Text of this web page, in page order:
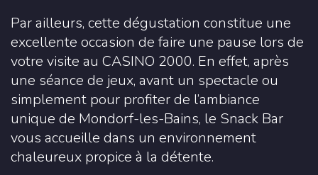
Par ailleurs, cette dégustation constitue une
excellente occasion de faire une pause lors de
votre visite au CASINO 2000. En effet, après
une séance de jeux, avant un spectacle ou
simplement pour profiter de l’ambiance
unique de Mondorf-les-Bains, le Snack Bar
vous accueille dans un environnement
chaleureux propice à la détente.